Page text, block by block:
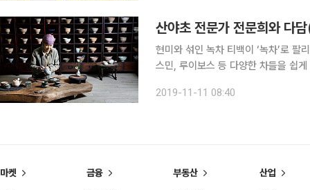
산야초 전문가 전문희와 다
현미와 섞인 녹차 티백이 ‘녹차’로 팔
스민, 루이보스 등 다양한 차들을 쉽
어가 산야초를 공부하며 우리 차의 고
2019-11-11 08:40
마켓 금융 부동산 산업